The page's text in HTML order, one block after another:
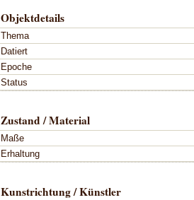
Objektdetails
Thema
Datiert
Epoche
Status
Zustand / Material
Maße
Erhaltung
Kunstrichtung / Künstler